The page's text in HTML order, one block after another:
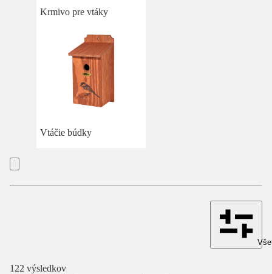
Krmivo pre vtáky
Vtáčie búdky
122 výsledkov